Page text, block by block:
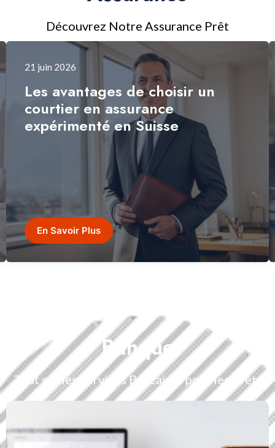
Découvrez Notre Assurance Prêt
21 juin 2026
Les avantages de choisir un
courtier en assurance
expérimenté en Suisse
En Savoir Plus
Banque
Tout sur les Services Bancaires pour les Prêts